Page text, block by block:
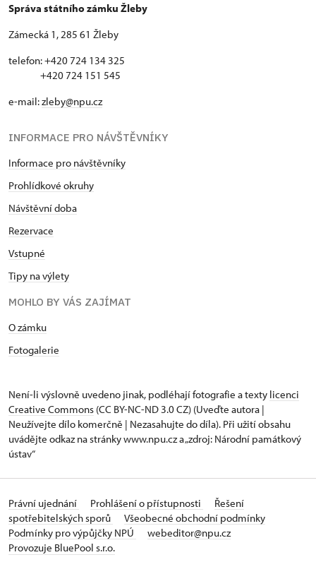
Správa státního zámku Žleby
Zámecká 1, 285 61 Žleby
telefon: +420 724 134 325
+420 724 151 545
e-mail:zleby@npu.cz
INFORMACE PRO NÁVŠTĚVNÍKY
Informace pro návštěvníky
Prohlídkové okruhy
Návštěvní doba
Rezervace
Vstupné
Tipy na výlety
MOHLO BY VÁS ZAJÍMAT
O zámku
Fotogalerie
Není-li výslovně uvedeno jinak, podléhají fotografie a texty licenci
Creative Commons (CC BY-NC-ND 3.0 CZ) (Uveďte autora |
Neužívejte dílo komerčně | Nezasahujte do díla). Při užití obsahu
uvádějte odkaz na stránky www.npu.cz a „zdroj: Národní památkový
ústav“
Právní ujednání Prohlášení o přístupnosti
Řešení
spotřebitelských sporů
Všeobecné obchodní podmínky
Podmínky pro výpůjčky NPÚ
webeditor@npu.cz
Provozuje BluePool s.r.o.